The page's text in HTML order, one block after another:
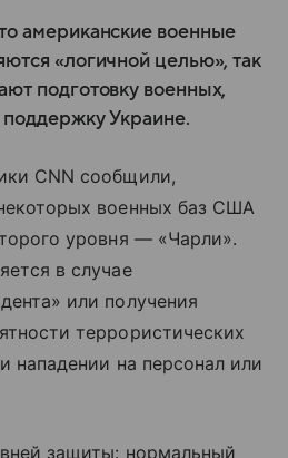
американские военные
«логичной целью», так
подготовку военных,
Украине.
CNN сообщили,
военных баз США
уровня — «Чарли».
в случае
или получения
террористических
нападении на персонал или
защиты: нормальный